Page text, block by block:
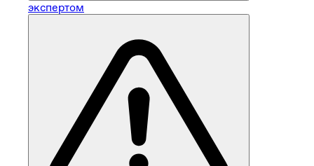
экспертом